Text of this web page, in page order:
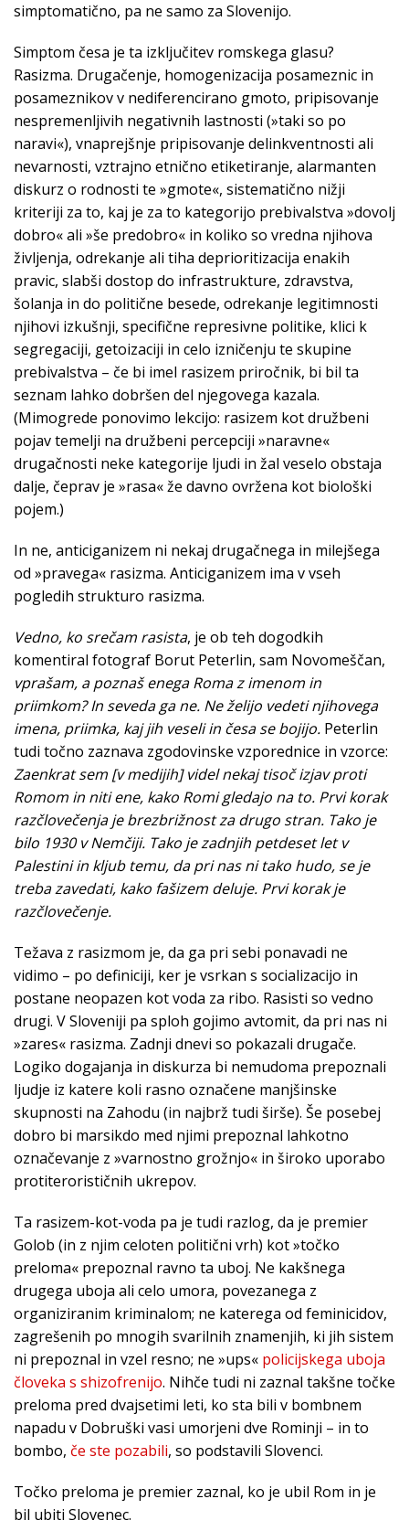
simptomatično, pa ne samo za Slovenijo.
Simptom česa je ta izključitev romskega glasu?
Rasizma. Drugačenje, homogenizacija posameznic in
posameznikov v nediferencirano gmoto, pripisovanje
nespremenljivih negativnih lastnosti (»taki so po
naravi«), vnaprejšnje pripisovanje delinkventnosti ali
nevarnosti, vztrajno etnično etiketiranje, alarmanten
diskurz o rodnosti te »gmote«, sistematično nižji
kriteriji za to, kaj je za to kategorijo prebivalstva »dovolj
dobro« ali »še predobro« in koliko so vredna njihova
življenja, odrekanje ali tiha deprioritizacija enakih
pravic, slabši dostop do infrastrukture, zdravstva,
šolanja in do politične besede, odrekanje legitimnosti
njihovi izkušnji, specifične represivne politike, klici k
segregaciji, getoizaciji in celo izničenju te skupine
prebivalstva – če bi imel rasizem priročnik, bi bil ta
seznam lahko dobršen del njegovega kazala.
(Mimogrede ponovimo lekcijo: rasizem kot družbeni
pojav temelji na družbeni percepciji »naravne«
drugačnosti neke kategorije ljudi in žal veselo obstaja
dalje, čeprav je »rasa« že davno ovržena kot biološki
pojem.)
In ne, anticiganizem ni nekaj drugačnega in milejšega
od »pravega« rasizma. Anticiganizem ima v vseh
pogledih strukturo rasizma.
Vedno, ko srečam rasista, je ob teh dogodkih
komentiral fotograf Borut Peterlin, sam Novomeščan,
vprašam, a poznaš enega Roma z imenom in
priimkom? In seveda ga ne. Ne želijo vedeti njihovega
imena, priimka, kaj jih veseli in česa se bojijo. Peterlin
tudi točno zaznava zgodovinske vzporednice in vzorce:
Zaenkrat sem [v medijih] videl nekaj tisoč izjav proti
Romom in niti ene, kako Romi gledajo na to. Prvi korak
razčlovečenja je brezbrižnost za drugo stran. Tako je
bilo 1930 v Nemčiji. Tako je zadnjih petdeset let v
Palestini in kljub temu, da pri nas ni tako hudo, se je
treba zavedati, kako fašizem deluje. Prvi korak je
razčlovečenje.
Težava z rasizmom je, da ga pri sebi ponavadi ne
vidimo – po definiciji, ker je vsrkan s socializacijo in
postane neopazen kot voda za ribo. Rasisti so vedno
drugi. V Sloveniji pa sploh gojimo avtomit, da pri nas ni
»zares« rasizma. Zadnji dnevi so pokazali drugače.
Logiko dogajanja in diskurza bi nemudoma prepoznali
ljudje iz katere koli rasno označene manjšinske
skupnosti na Zahodu (in najbrž tudi širše). Še posebej
dobro bi marsikdo med njimi prepoznal lahkotno
označevanje z »varnostno grožnjo« in široko uporabo
protiterorističnih ukrepov.
Ta rasizem-kot-voda pa je tudi razlog, da je premier
Golob (in z njim celoten politični vrh) kot »točko
preloma« prepoznal ravno ta uboj. Ne kakšnega
drugega uboja ali celo umora, povezanega z
organiziranim kriminalom; ne katerega od feminicidov,
zagrešenih po mnogih svarilnih znamenjih, ki jih sistem
ni prepoznal in vzel resno; ne »ups« policijskega uboja
človeka s shizofrenijo. Nihče tudi ni zaznal takšne točke
preloma pred dvajsetimi leti, ko sta bili v bombnem
napadu v Dobruški vasi umorjeni dve Rominji – in to
bombo, če ste pozabili, so podstavili Slovenci.
Točko preloma je premier zaznal, ko je ubil Rom in je
bil ubiti Slovenec.